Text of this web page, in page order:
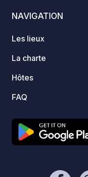
NAVIGATION
Les lieux
La charte
Hôtes
FAQ